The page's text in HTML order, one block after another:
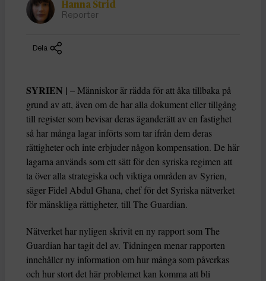
Hanna Strid
Reporter
Dela
SYRIEN | – Människor är rädda för att åka tillbaka på
grund av att, även om de har alla dokument eller tillgång
till register som bevisar deras äganderätt av en fastighet
så har många lagar införts som tar ifrån dem deras
rättigheter och inte erbjuder någon kompensation. De här
lagarna används som ett sätt för den syriska regimen att
ta över alla strategiska och viktiga områden av Syrien,
säger Fidel Abdul Ghana, chef för det Syriska nätverket
för mänskliga rättigheter, till The Guardian.
Nätverket har nyligen skrivit en ny rapport som The
Guardian har tagit del av. Tidningen menar rapporten
innehåller ny information om hur många som påverkas
och hur stort det här problemet kan komma att bli